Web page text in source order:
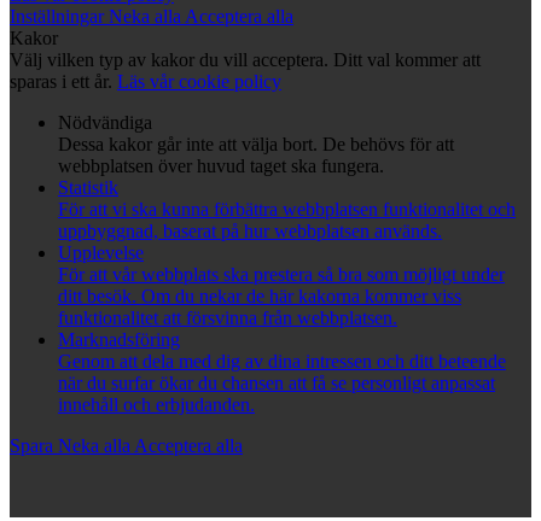
InställningarNeka allaAcceptera alla
Kakor
Välj vilken typ av kakor du vill acceptera. Ditt val kommer att
sparas i ett år. Läs vår cookie policy
Nödvändiga
Dessa kakor går inte att välja bort. De behövs för att
webbplatsen över huvud taget ska fungera.
Statistik
För att vi ska kunna förbättra webbplatsen funktionalitet och
uppbyggnad, baserat på hur webbplatsen används.
Upplevelse
För att vår webbplats ska prestera så bra som möjligt under
ditt besök. Om du nekar de här kakorna kommer viss
funktionalitet att försvinna från webbplatsen.
Marknadsföring
Genom att dela med dig av dina intressen och ditt beteende
när du surfar ökar du chansen att få se personligt anpassat
innehåll och erbjudanden.
Spara Neka allaAcceptera alla